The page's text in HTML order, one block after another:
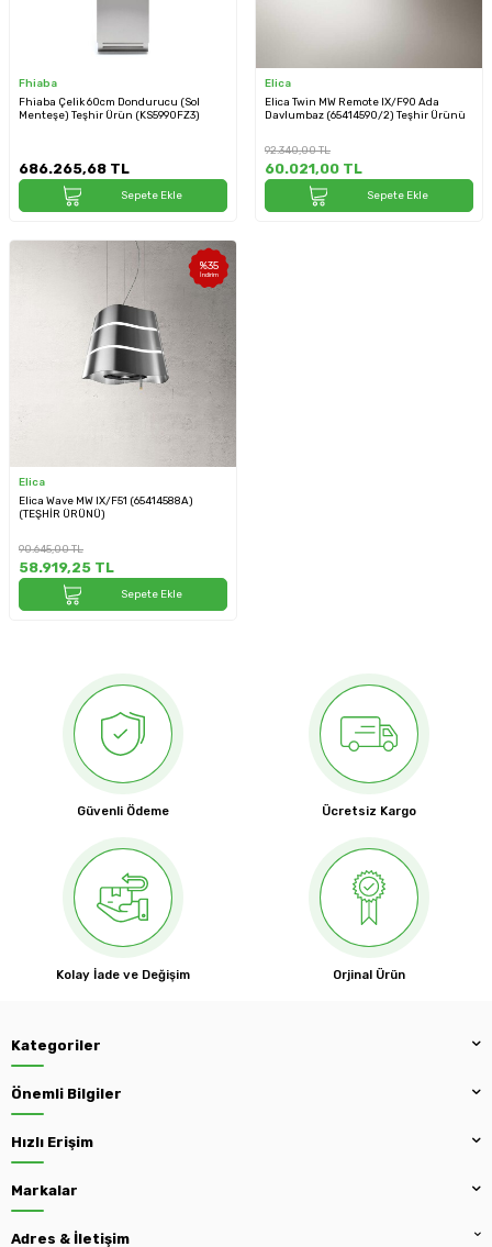
Fhiaba
Fhiaba Çelik 60cm Dondurucu (Sol
Menteşe) Teşhir Ürün (KS5990FZ3)
686.265,68 TL
Sepete Ekle
Elica
Elica Twin MW Remote IX/F90 Ada
Davlumbaz (65414590/2) Teşhir Ürünü
92.340,00TL
60.021,00 TL
Sepete Ekle
%35
İndirim
Elica
Elica Wave MW IX/F51 (65414588A)
(TEŞHİR ÜRÜNÜ)
90.645,00TL
58.919,25 TL
Sepete Ekle
Güvenli Ödeme Ücretsiz Kargo
Kolay İade ve Değişim Orjinal Ürün
Kategoriler
Önemli Bilgiler
Hızlı Erişim
Markalar
Adres & İletişim